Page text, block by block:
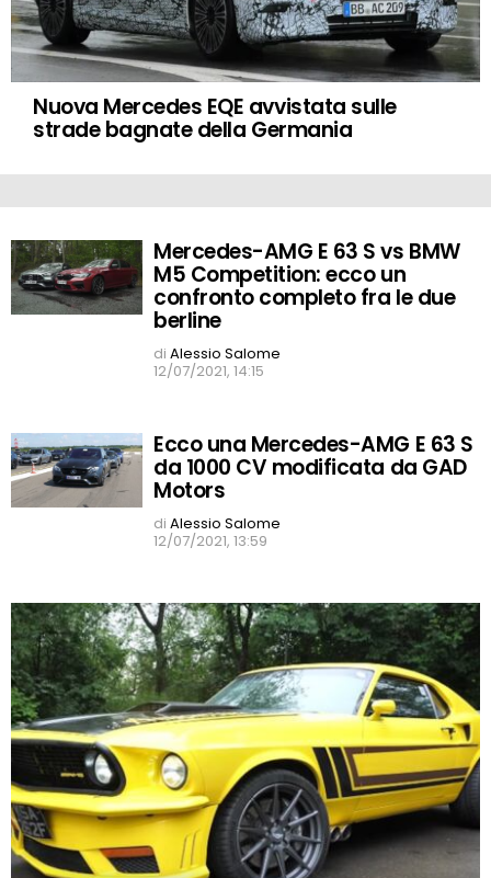
Nuova Mercedes EQE avvistata sulle
strade bagnate della Germania
MORE
STORIES
Mercedes-AMG E 63 S vs BMW
M5 Competition: ecco un
confronto completo fra le due
berline
di Alessio Salome
12/07/2021, 14:15
Ecco una Mercedes-AMG E 63 S
da 1000 CV modificata da GAD
Motors
di Alessio Salome
12/07/2021, 13:59